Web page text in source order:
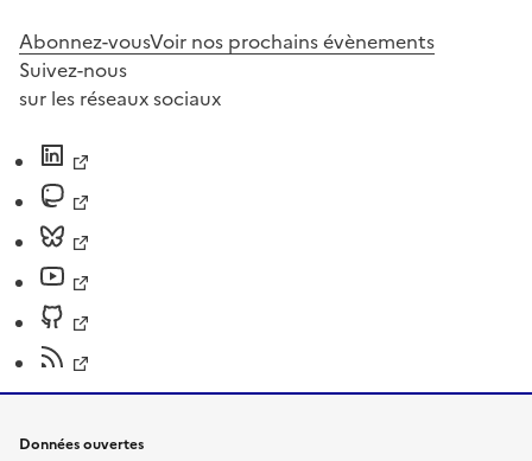
Abonnez-vousVoir nos prochains évènements
Suivez-nous
sur les réseaux sociaux
Données ouvertes